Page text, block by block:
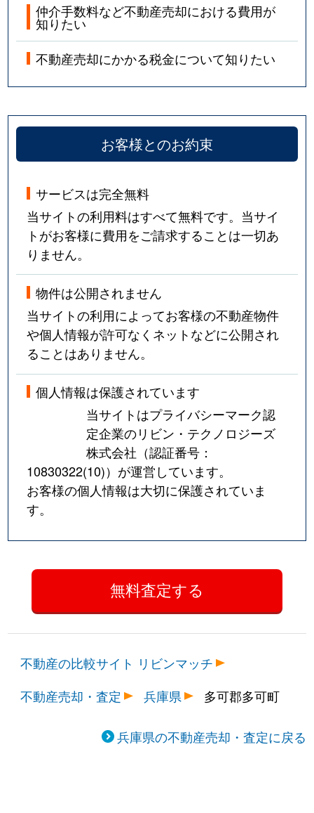
仲介手数料など不動産売却における費用が
知りたい
不動産売却にかかる税金について知りたい
お客様とのお約束
サービスは完全無料
当サイトの利用料はすべて無料です。当サイ
トがお客様に費用をご請求することは一切あ
りません。
物件は公開されません
当サイトの利用によってお客様の不動産物件
や個人情報が許可なくネットなどに公開され
ることはありません。
個人情報は保護されています
当サイトはプライバシーマーク認
定企業のリビン・テクノロジーズ
株式会社（認証番号：
10830322(10)）が運営しています。
お客様の個人情報は大切に保護されていま
す。
不動産の比較サイト リビンマッチ
不動産売却・査定
兵庫県 多可郡多可町
兵庫県の不動産売却・査定に戻る